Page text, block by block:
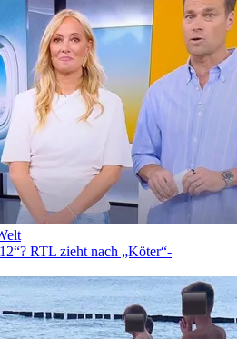
RTL zieht nach „Köter“-